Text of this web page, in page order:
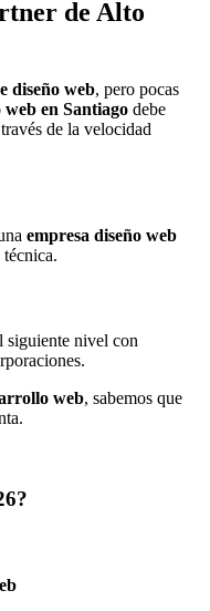
de Alto
diseño web, pero pocas
en Santiago debe
de la velocidad
empresa diseño web
siguiente nivel con
web, sabemos que